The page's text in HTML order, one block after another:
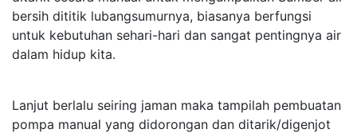
bersih dititik lubangsumurnya, biasanya berfungsi
untuk kebutuhan sehari-hari dan sangat pentingnya air
dalam hidup kita.
Lanjut berlalu seiring jaman maka tampilah pembuatan
pompa manual yang didorongan dan ditarik/digenjot